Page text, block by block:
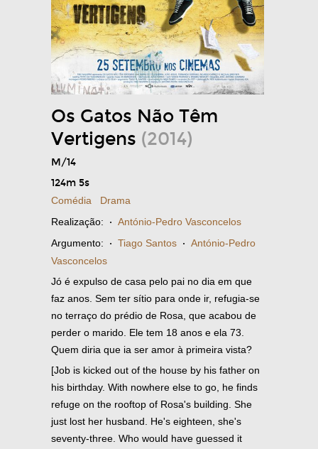
Os Gatos Não Têm
Vertigens (2014)
M/14
124m 5s
Comédia
Drama
Realização: · António-Pedro Vasconcelos
Argumento: · Tiago Santos · António-Pedro
Vasconcelos
Jó é expulso de casa pelo pai no dia em que
faz anos. Sem ter sítio para onde ir, refugia-se
no terraço do prédio de Rosa, que acabou de
perder o marido. Ele tem 18 anos e ela 73.
Quem diria que ia ser amor à primeira vista?
[Job is kicked out of the house by his father on
his birthday. With nowhere else to go, he finds
refuge on the rooftop of Rosa's building. She
just lost her husband. He's eighteen, she's
seventy-three. Who would have guessed it